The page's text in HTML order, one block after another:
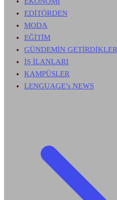
EDİTÖRDEN
MODA
EĞİTİM
GÜNDEMİN
İŞ İLANLARI
KAMPÜSLER
LENGUAGE’s NEWS